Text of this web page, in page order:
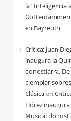
la “Inteligencia
en Bayreuth
Crítica: Juan
inaugura la
donostiarra.
ejemplar
Clásicaen
Flórez
Musical